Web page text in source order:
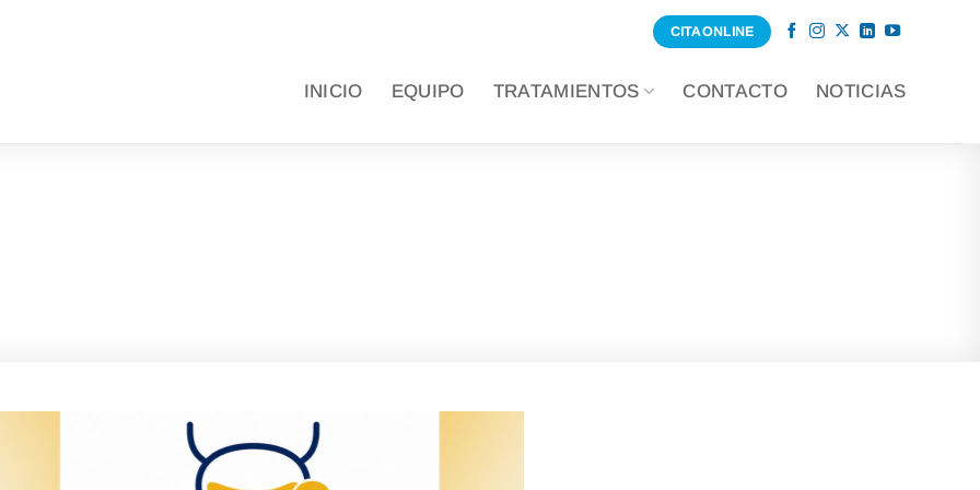
CITA ONLINE
INICIO EQUIPO TRATAMIENTOS CONTACTO NOTICIAS